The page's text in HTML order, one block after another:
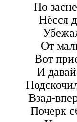
По
Нёсся
От
Вот
И давай
Взад-
Почерк